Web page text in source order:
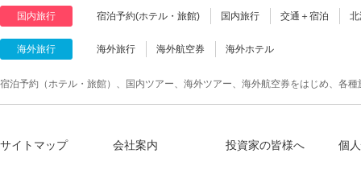
国内旅行 宿泊予約(ホテル・旅館) 国内旅行 交通＋宿泊
海外旅行 海外旅行 海外航空券 海外ホテル
宿泊予約（ホテル・旅館）、国内ツアー、海外ツアー、海外航空券をはじめ、各
サイトマップ 会社案内 投資家の皆様へ 個